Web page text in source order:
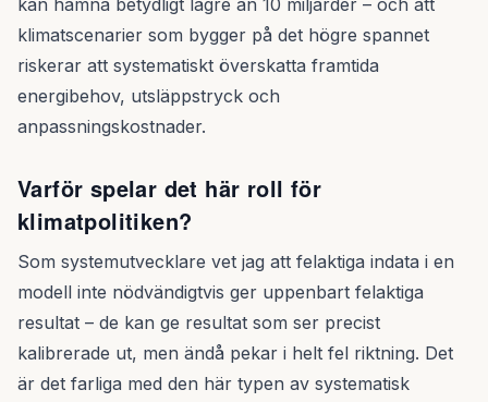
kan hamna betydligt lägre än 10 miljarder – och att
klimatscenarier som bygger på det högre spannet
riskerar att systematiskt överskatta framtida
energibehov, utsläppstryck och
anpassningskostnader.
Varför spelar det här roll för
klimatpolitiken?
Som systemutvecklare vet jag att felaktiga indata i en
modell inte nödvändigtvis ger uppenbart felaktiga
resultat – de kan ge resultat som ser precist
kalibrerade ut, men ändå pekar i helt fel riktning. Det
är det farliga med den här typen av systematisk